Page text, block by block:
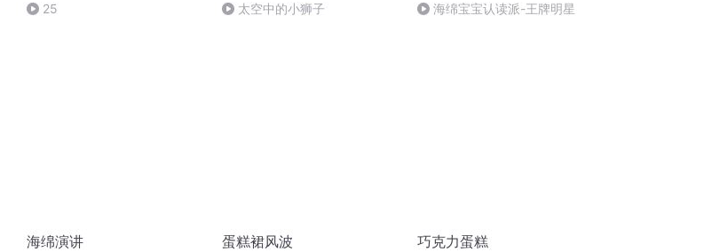
25 太空中的小狮子 海绵宝宝认读派-王牌明星
海绵演讲 蛋糕裙风波 巧克力蛋糕